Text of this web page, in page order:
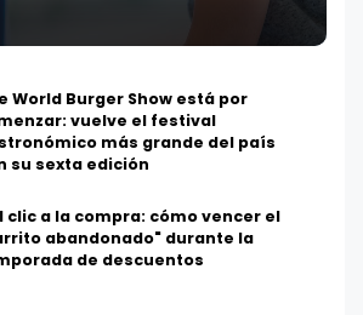
World Burger Show está por
vuelve el festival
más grande del país
su sexta edición
clic a la compra: cómo vencer el
abandonado" durante la
de descuentos